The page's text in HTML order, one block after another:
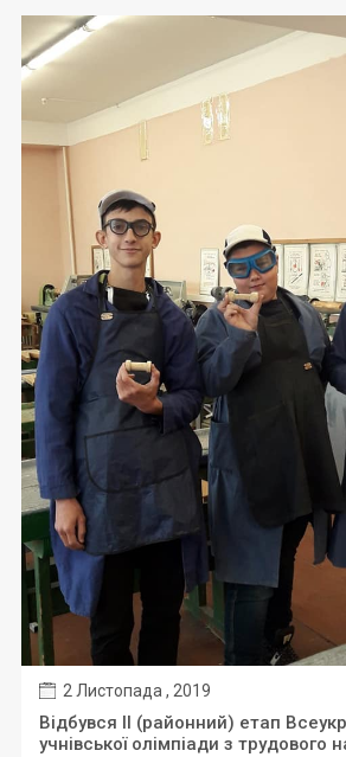
2 Листопада , 2019
Відбувся ll (районний) етап
учнівської олімпіади з трудового